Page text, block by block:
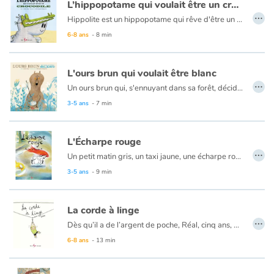
Catalogue anglais
Contraste +
Aide
Accueil
Famille
Écoles
Médiathèques
Vidéos & Tutoriaux
L’hippopotame qui voulait être un crocodile
Hippolite est un hippopotame qui rêve d'être un crocodile. Il les trouvent beaux avec leur peau émeraude, leur corps fuselé et leur dents étincelantes... Malheureusement, quand l'hippopotame se regarde dans le miroir, il n'a pas la même élégance que ses idoles.
6-8 ans - 8 min
…
L'ours brun qui voulait être blanc
Un ours brun qui, s'ennuyant dans sa forêt, décide de partir à l'aventure. Au bout de plusieurs jours de marche, il arrive au pôle Nord et découvre un monde inconnu. Un territoire où tout est blanc, même les ours... L'ours brun qui voulait être blanc est une fable tendre et humoristique sur la différence et l'acceptation de soi.
3-5 ans - 7 min
…
L'Écharpe rouge
Un petit matin gris, un taxi jaune, une écharpe rouge. Et le cirque commence...
3-5 ans - 9 min
…
La corde à linge
Dès qu’il a de l’argent de poche, Réal, cinq ans, qui habite au-dessus d’un dépanneur de quartier, bondit hors de sa maison, dévale l’escalier, tire sur le nœud de la corde à linge au passage, et cours acheter des bonbons.
6-8 ans - 13 min
…